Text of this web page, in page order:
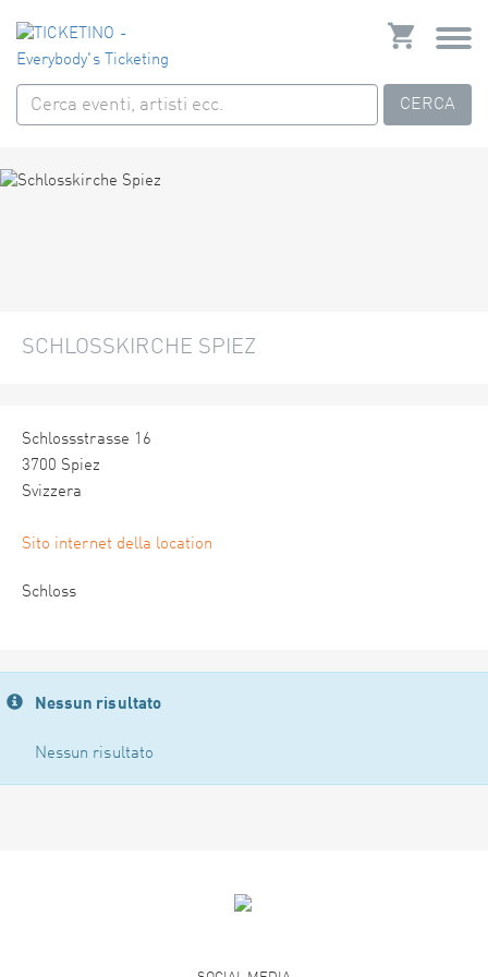
CERCA
SCHLOSSKIRCHE SPIEZ
Schlossstrasse 16
3700 Spiez
Svizzera
Sito internet della location
Schloss
Nessun risultato
Nessun risultato